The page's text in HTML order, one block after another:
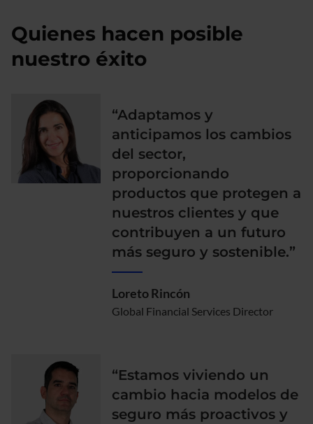
Quienes hacen posible
nuestro éxito
“Adaptamos y
anticipamos los cambios
del sector,
proporcionando
productos que protegen a
nuestros clientes y que
contribuyen a un futuro
más seguro y sostenible.”
Loreto Rincón
Global Financial Services Director
“Estamos viviendo un
cambio hacia modelos de
seguro más proactivos y